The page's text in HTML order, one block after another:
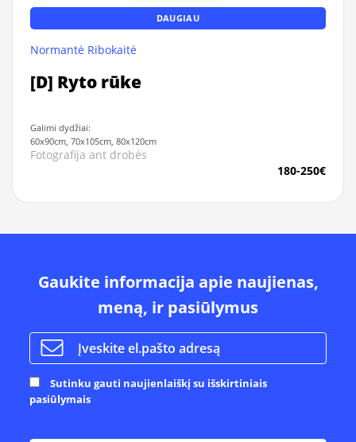
DAUGIAU
Normantė Ribokaitė
[D] Ryto rūke
Galimi dydžiai:
60x90cm, 70x105cm, 80x120cm
Fotografija ant drobės
180-250€
Gaukite informacija apie naujienas,
meną, ir pasiūlymus
Sutinku gauti naujienlaiškį su išskirtiniais
pasiūlymais